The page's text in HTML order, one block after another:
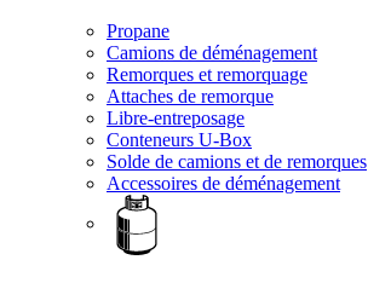
Propane
Camions de déménagement
Remorques et remorquage
Attaches de remorque
Libre-entreposage
Conteneurs U-Box
Solde de camions et de remorques
Accessoires de déménagement